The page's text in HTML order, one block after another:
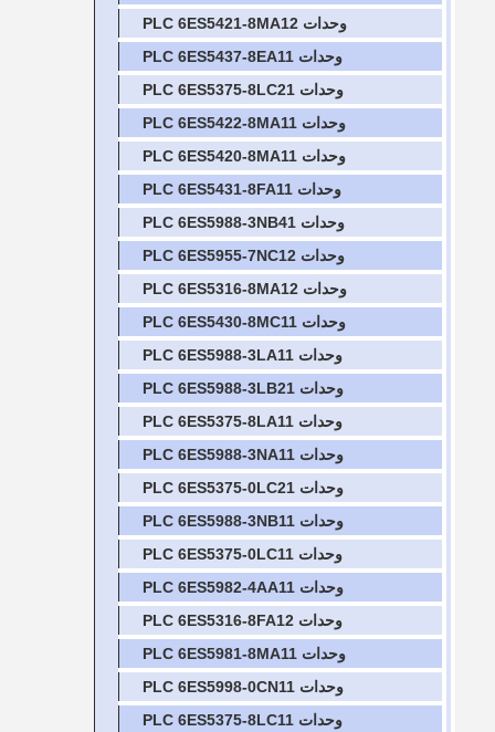
وحدات PLC 6ES5421-8MA12
وحدات PLC 6ES5437-8EA11
وحدات PLC 6ES5375-8LC21
وحدات PLC 6ES5422-8MA11
وحدات PLC 6ES5420-8MA11
وحدات PLC 6ES5431-8FA11
وحدات PLC 6ES5988-3NB41
وحدات PLC 6ES5955-7NC12
وحدات PLC 6ES5316-8MA12
وحدات PLC 6ES5430-8MC11
وحدات PLC 6ES5988-3LA11
وحدات PLC 6ES5988-3LB21
وحدات PLC 6ES5375-8LA11
وحدات PLC 6ES5988-3NA11
وحدات PLC 6ES5375-0LC21
وحدات PLC 6ES5988-3NB11
وحدات PLC 6ES5375-0LC11
وحدات PLC 6ES5982-4AA11
وحدات PLC 6ES5316-8FA12
وحدات PLC 6ES5981-8MA11
وحدات PLC 6ES5998-0CN11
وحدات PLC 6ES5375-8LC11